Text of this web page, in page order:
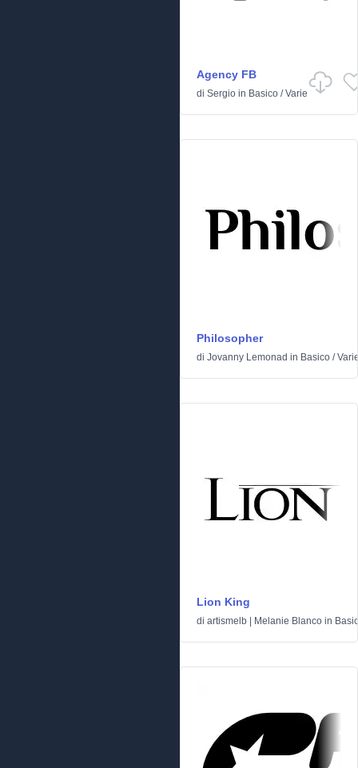
Agency FB
di Sergio in Basico /Varie
Philosopher
di Jovanny Lemonad in Basico /
Lion King
di artismelb | Melanie Blanco in